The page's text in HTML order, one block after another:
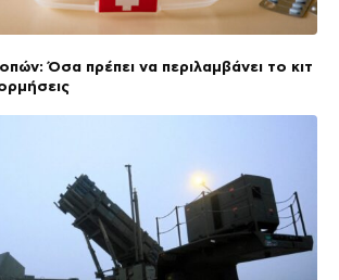
Όσα πρέπει να περιλαμβάνει το κιτ